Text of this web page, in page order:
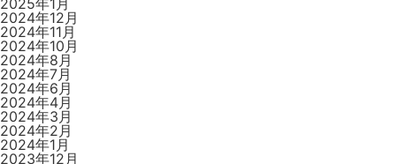
2024年12月
2024年11月
2024年10月
2024年8月
2024年7月
2024年6月
2024年4月
2024年3月
2024年2月
2024年1月
2023年12月